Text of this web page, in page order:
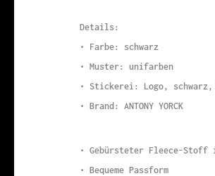
Details:
• Farbe: schwarz
• Muster: unifarben
• Stickerei: Logo,
• Brand: ANTONY YORCK
• Gebürsteter Fleece-Stoff
• Bequeme Passform